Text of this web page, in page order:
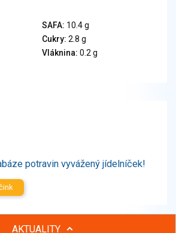
výrobky
výrobky
chleby, pufované výrobky
houby
sladidla
SAFA: 10.4 g
Cukry: 2.8 g
Vláknina: 0.2 g
potravin vyvážený jídelníček!
AKTUALITY